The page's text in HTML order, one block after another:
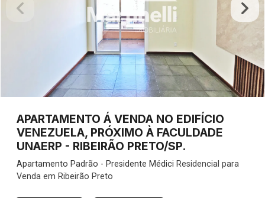
APARTAMENTO Á VENDA NO EDIFÍCIO
VENEZUELA, PRÓXIMO À FACULDADE
UNAERP - RIBEIRÃO PRETO/SP.
Apartamento Padrão - Presidente Médici Residencial para
Venda em Ribeirão Preto